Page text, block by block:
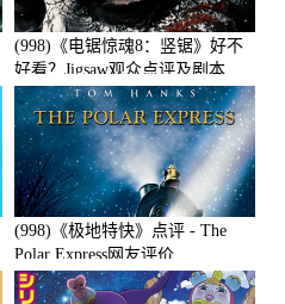
(998)《电锯惊魂8：竖锯》好不
好看？Jigsaw观众点评及剧本
(998)《极地特快》点评 - The
Polar Express网友评价